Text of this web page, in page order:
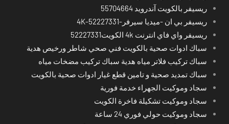
ريسيفر بالكويت آندرويد 55704664
ريسيفر بي ان -ميديا سيرفر-4K-52227331
ريسيفر واي فاي انترنت 4k الكويت52227331
سباك ادوات صحية بالكويت فني صحي شاطر ورخيص هدية
سباك تركيب فلاتر مياه هدية سباك تركيب مضخات مياه
سباك تمديد صحية و تامين قطع غيار ادوات صحية بالكويت
سجاد وموكيت الجهراء خدمة فورية
سجاد وموكيت تشكيلة فاخرة الكويت
سجاد وموكيت حولي فوري 24 ساعة